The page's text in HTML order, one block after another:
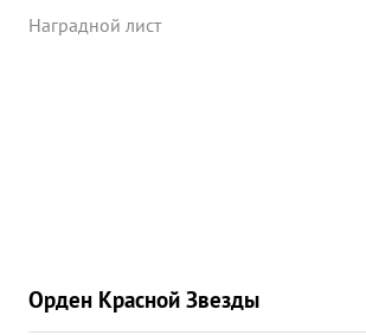
Наградной лист
Орден Красной Звезды